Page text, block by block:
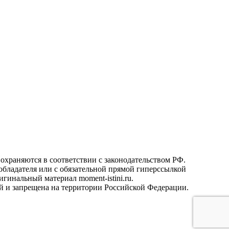
в соответствии с законодательством РФ.
или с обязательной прямой гиперссылкой
материал moment-istini.ru.
и запрещена на территории Российской Федерации.